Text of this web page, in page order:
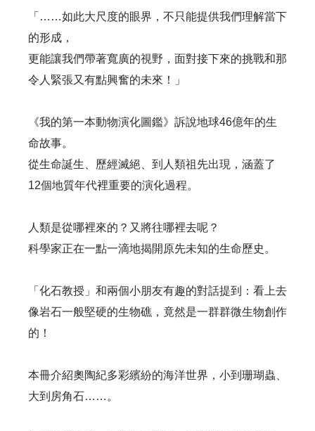
「……如此大尺度的眼界，不只能提供我們理解當下
的形成，
更能讓我們帶著寬廣的視野，面對接下來的挑戰和那
令人緊張又有點興奮的未來！」
《我的第一本動物演化圖鑑》訴說地球46億年的生
命故事。
從生命誕生、歷經滅絕、到人類祖先出現，涵蓋了
12個地質年代裡重要的演化過程。
人類是從哪裡來的？又將往哪裡去呢？
科學家正在一點一滴地揭開原先未知的生命歷史。
「化石教授」和兩個小朋友有趣的對話提到：看上去
像岩石一般堅硬的生物礁，竟然是一群群微生物創作
的！
本冊介紹奧陶紀多彩繽紛的海洋世界，小到珊瑚蟲、
大到房角石……。